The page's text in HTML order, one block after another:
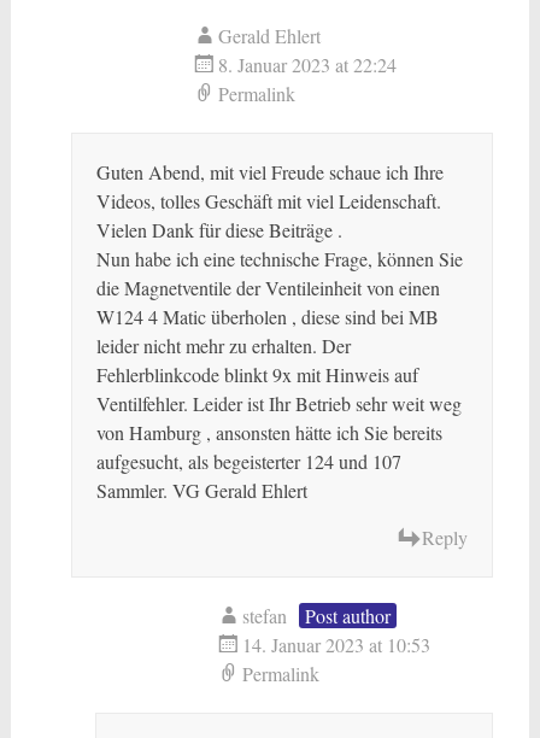
Gerald Ehlert
8. Januar 2023 at 22:24
Permalink
Guten Abend, mit viel Freude schaue ich Ihre
Videos, tolles Geschäft mit viel Leidenschaft.
Vielen Dank für diese Beiträge .
Nun habe ich eine technische Frage, können Sie
die Magnetventile der Ventileinheit von einen
W124 4 Matic überholen , diese sind bei MB
leider nicht mehr zu erhalten. Der
Fehlerblinkcode blinkt 9x mit Hinweis auf
Ventilfehler. Leider ist Ihr Betrieb sehr weit weg
von Hamburg , ansonsten hätte ich Sie bereits
aufgesucht, als begeisterter 124 und 107
Sammler. VG Gerald Ehlert
Reply
stefan
Post author
14. Januar 2023 at 10:53
Permalink